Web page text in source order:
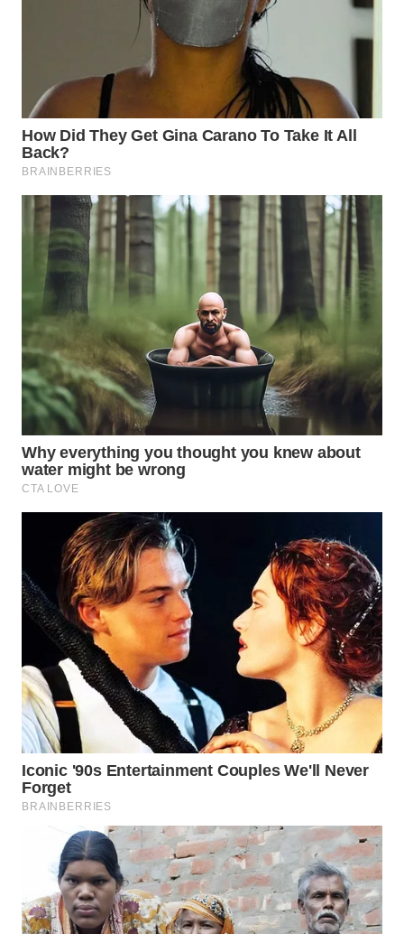
WAHANA
NEWS
WAHANA
TANI
WAHANA
ADVOKAT
WAHANA
INFRASTRUKTUR
WAHANA
KONSUMEN
WAHANA
LISTRIK
WAHANA
WAHANA
TV
WAHANANEWS
ID
WAHANANEWS
CO ID
WAHANANEWS
NET
SPORT
WAHANA
UMKM